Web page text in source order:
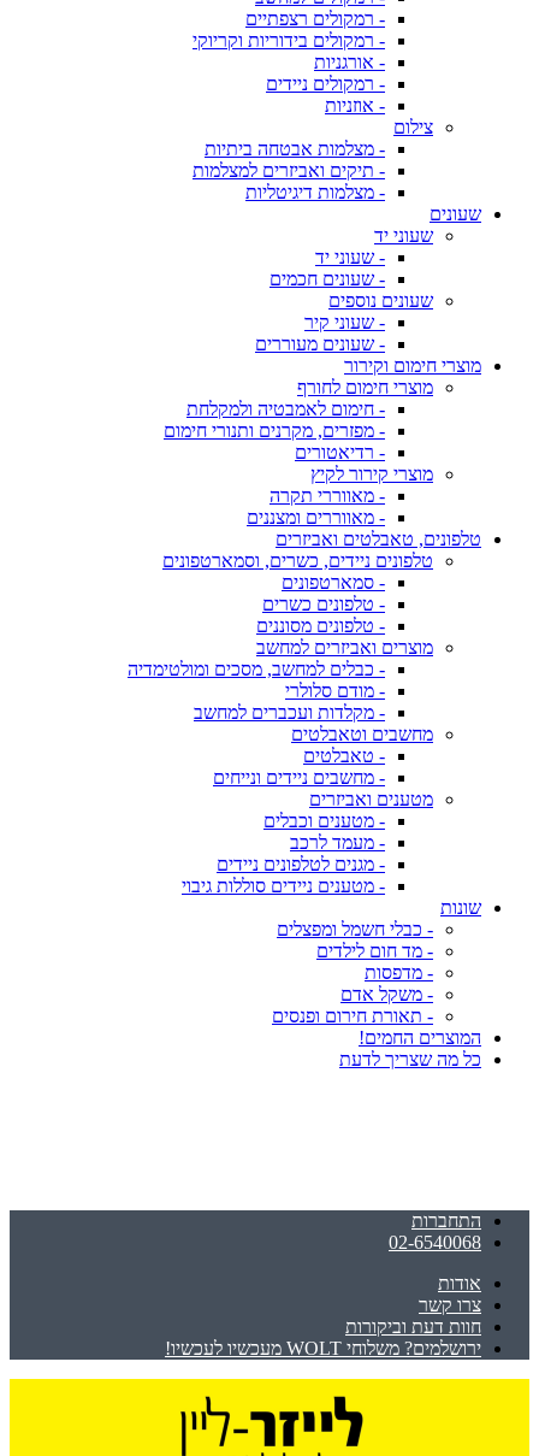
- רמקולים רצפתיים
- רמקולים בידוריות וקריוקי
- אורגניות
- רמקולים ניידים
- אוזניות
צילום
- מצלמות אבטחה ביתיות
- תיקים ואביזרים למצלמות
- מצלמות דיגיטליות
שעונים
שעוני יד
- שעוני יד
- שעונים חכמים
שעונים נוספים
- שעוני קיר
- שעונים מעוררים
מוצרי חימום וקירור
מוצרי חימום לחורף
- חימום לאמבטיה ולמקלחת
- מפזרים, מקרנים ותנורי חימום
- רדיאטורים
מוצרי קירור לקיץ
- מאווררי תקרה
- מאווררים ומצננים
טלפונים, טאבלטים ואביזרים
טלפונים ניידים, כשרים, וסמארטפונים
- סמארטפונים
- טלפונים כשרים
- טלפונים מסוננים
מוצרים ואביזרים למחשב
- כבלים למחשב, מסכים ומולטימדיה
- מודם סלולרי
- מקלדות ועכברים למחשב
מחשבים וטאבלטים
- טאבלטים
- מחשבים ניידים ונייחים
מטענים ואביזרים
- מטענים וכבלים
- מעמד לרכב
- מגנים לטלפונים ניידים
- מטענים ניידים סוללות גיבוי
שונות
- כבלי חשמל ומפצלים
- מד חום לילדים
- מדפסות
- משקל אדם
- תאורת חירום ופנסים
המוצרים החמים!
כל מה שצריך לדעת
התחברות
02-6540068
אודות
צרו קשר
חוות דעת וביקורות
ירושלמים? משלוחי WOLT מעכשיו לעכשיו!